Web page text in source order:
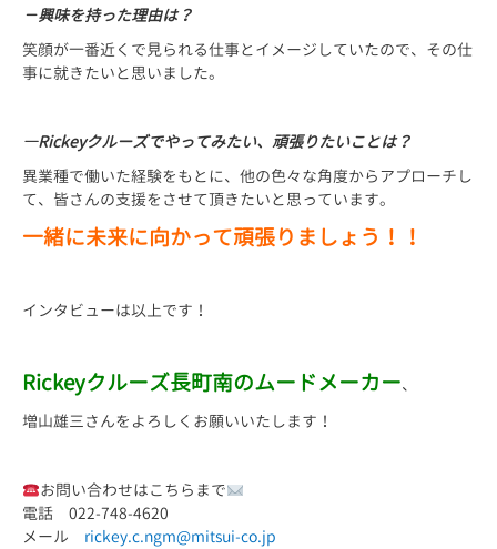
－興味を持った理由は？
笑顔が一番近くで見られる仕事とイメージしていたので、その仕
事に就きたいと思いました。
―Rickeyクルーズでやってみたい、頑張りたいことは？
異業種で働いた経験をもとに、他の色々な角度からアプローチし
て、皆さんの支援をさせて頂きたいと思っています。
一緒に未来に向かって頑張りましょう！！
インタビューは以上です！
Rickeyクルーズ長町南のムードメーカー、
増山雄三さんをよろしくお願いいたします！
お問い合わせはこちらまで
電話 022-748-4620
メール rickey.c.ngm@mitsui-co.jp